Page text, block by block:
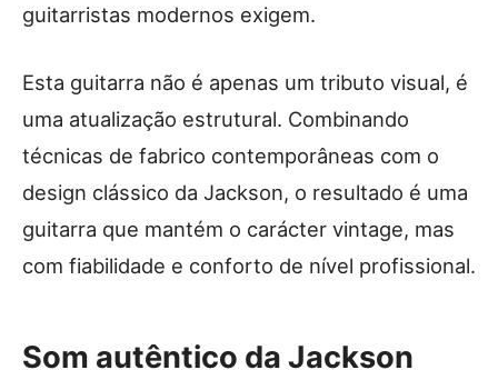
guitarristas modernos exigem.
Esta guitarra não é apenas um tributo visual, é
uma atualização estrutural. Combinando
técnicas de fabrico contemporâneas com o
design clássico da Jackson, o resultado é uma
guitarra que mantém o carácter vintage, mas
com fiabilidade e conforto de nível profissional.
Som autêntico da Jackson